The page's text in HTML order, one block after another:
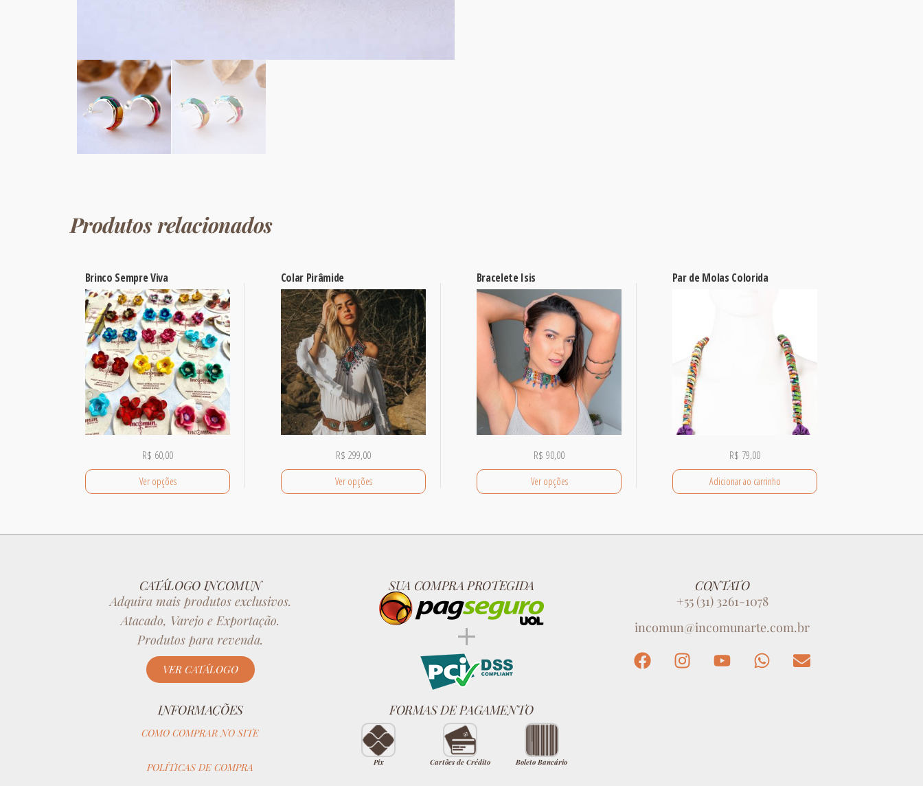
Produtos relacionados
Brinco Sempre Viva
R$ 60,00
Ver opções
Colar Pirâmide
R$ 299,00
Ver opções
Bracelete Isis
R$ 90,00
Ver opções
Par de Molas Colorida
R$ 79,00
Adicionar ao carrinho
CATÁLOGO INCOMUN
Adquira mais produtos exclusivos.
Atacado, Varejo e Exportação.
Produtos para revenda.
VER CATÁLOGO
SUA COMPRA PROTEGIDA
CONTATO
+55 (31) 3261-1078
incomun@incomunarte.com.br
INFORMAÇÕES
COMO COMPRAR NO SITE
POLÍTICAS DE COMPRA
FORMAS DE PAGAMENTO
Pix Cartões de Crédito Boleto Bancário